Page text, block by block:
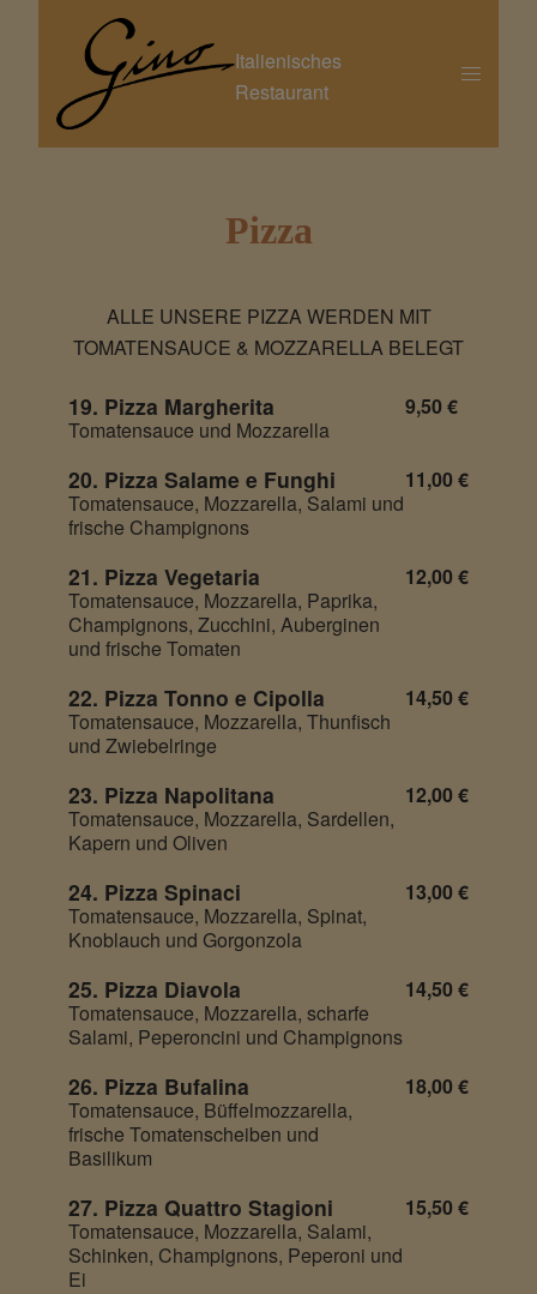
Italienisches
Restaurant
Pizza
ALLE UNSERE PIZZA WERDEN MIT
TOMATENSAUCE & MOZZARELLA BELEGT
19. Pizza Margherita
Tomatensauce und Mozzarella
9,50 €
20. Pizza Salame e Funghi
Tomatensauce, Mozzarella, Salami und
frische Champignons
11,00 €
21. Pizza Vegetaria
Tomatensauce, Mozzarella, Paprika,
Champignons, Zucchini, Auberginen
und frische Tomaten
12,00 €
22. Pizza Tonno e Cipolla
Tomatensauce, Mozzarella, Thunfisch
und Zwiebelringe
14,50 €
23. Pizza Napolitana
Tomatensauce, Mozzarella, Sardellen,
Kapern und Oliven
12,00 €
24. Pizza Spinaci
Tomatensauce, Mozzarella, Spinat,
Knoblauch und Gorgonzola
13,00 €
25. Pizza Diavola
Tomatensauce, Mozzarella, scharfe
Salami, Peperoncini und Champignons
14,50 €
26. Pizza Bufalina
Tomatensauce, Büffelmozzarella,
frische Tomatenscheiben und
Basilikum
18,00 €
27. Pizza Quattro Stagioni
Tomatensauce, Mozzarella, Salami,
Schinken, Champignons, Peperoni und
Ei
15,50 €